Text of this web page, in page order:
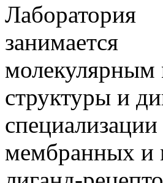
Лаборатория
занимается
молекулярным
структуры и
мембранных и